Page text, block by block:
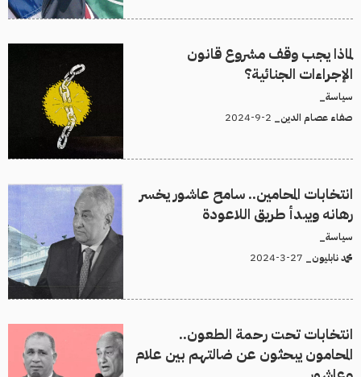
لماذا يجب وقف مشروع قانون
الإجراءات الجنائية؟
سياسة_
صفاء عصام الدين_
انتخابات المحامين.. سامح عاشور يخسر
رهانه ويبدأ طريق اللاعودة
سياسة_
محمد نابليون_
انتخابات تحت رحمة الطعون..
المحامون يبحثون عن ضالتهم بين علام